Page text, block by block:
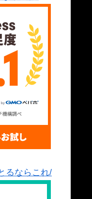
るならこれ/